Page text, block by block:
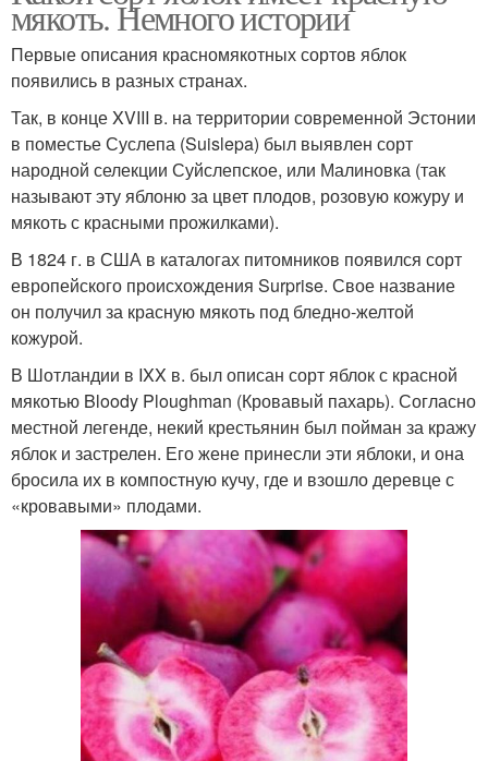
мякоть. Немного истории
Первые описания красномякотных сортов яблок
появились в разных странах.
Так, в конце XVIII в. на территории современной Эстонии
в поместье Суслепа (Suislepa) был выявлен сорт
народной селекции Суйслепское, или Малиновка (так
называют эту яблоню за цвет плодов, розовую кожуру и
мякоть с красными прожилками).
В 1824 г. в США в каталогах питомников появился сорт
европейского происхождения Surprise. Свое название
он получил за красную мякоть под бледно-желтой
кожурой.
В Шотландии в IXX в. был описан сорт яблок с красной
мякотью Bloody Ploughman (Кровавый пахарь). Согласно
местной легенде, некий крестьянин был пойман за кражу
яблок и застрелен. Его жене принесли эти яблоки, и она
бросила их в компостную кучу, где и взошло деревце с
«кровавыми» плодами.